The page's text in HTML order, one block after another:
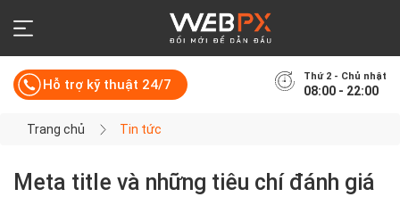
Hỗ trợ kỹ thuật 24/7
Thứ 2 - Chủ nhật
08:00 - 22:00
Trang chủ Tin tức
Meta title và những tiêu chí đánh giá